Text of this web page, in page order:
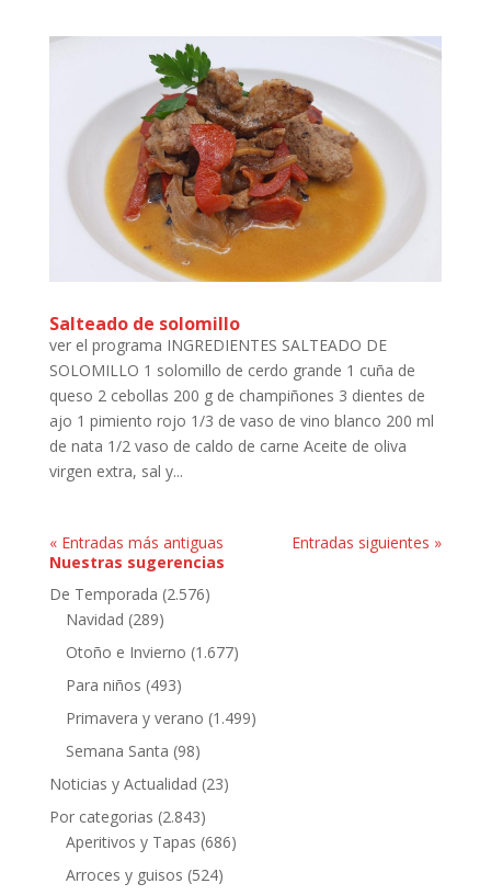
Salteado de solomillo
ver el programa INGREDIENTES SALTEADO DE
SOLOMILLO 1 solomillo de cerdo grande 1 cuña de
queso 2 cebollas 200 g de champiñones 3 dientes de
ajo 1 pimiento rojo 1/3 de vaso de vino blanco 200 ml
de nata 1/2 vaso de caldo de carne Aceite de oliva
virgen extra, sal y...
« Entradas más antiguas
Entradas siguientes »
Nuestras sugerencias
De Temporada (2.576)
Navidad (289)
Otoño e Invierno (1.677)
Para niños (493)
Primavera y verano (1.499)
Semana Santa (98)
Noticias y Actualidad (23)
Por categorias (2.843)
Aperitivos y Tapas (686)
Arroces y guisos (524)